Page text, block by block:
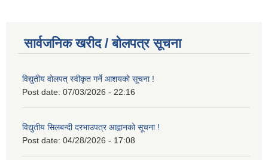
सार्वजनिक खरीद / बोलपत्र सूचना
विद्युतीय वोलपत् स्वीकृत गर्ने आशयको सूचना !
Post date: 07/03/2026 - 22:16
विद्युतीय सिलबन्दी दरभाउपत्र आह्वानको सूचना !
Post date: 04/28/2026 - 17:08